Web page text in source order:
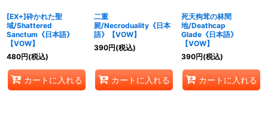
[EX+]砕かれた聖
域/Shattered
Sanctum《日本語》
【VOW】
480円(税込)
カートに入れる
二重
屍/Necroduality《日本
語》【VOW】
390円(税込)
カートに入れる
死天狗茸の林間
地/Deathcap
Glade《日本語》
【VOW】
390円(税込)
カートに入れる